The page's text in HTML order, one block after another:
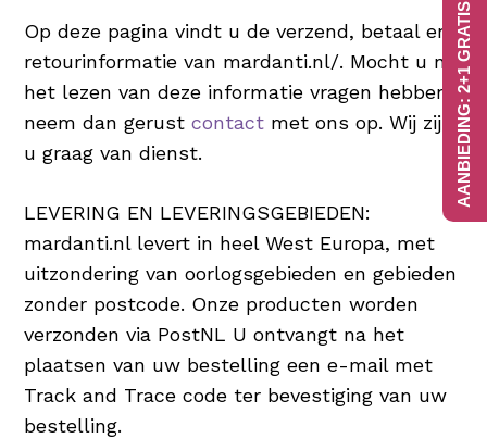
Op deze pagina vindt u de verzend, betaal en
retourinformatie van mardanti.nl/. Mocht u na
het lezen van deze informatie vragen hebben,
neem dan gerustcontact met ons op. Wij zijn
u graag van dienst.
LEVERING EN LEVERINGSGEBIEDEN:
mardanti.nl levert in heel West Europa, met
uitzondering van oorlogsgebieden en gebieden
zonder postcode. Onze producten worden
verzonden via PostNL U ontvangt na het
plaatsen van uw bestelling een e-mail met
Track and Trace code ter bevestiging van uw
bestelling.
AANBIEDING: 2+1 GRATIS